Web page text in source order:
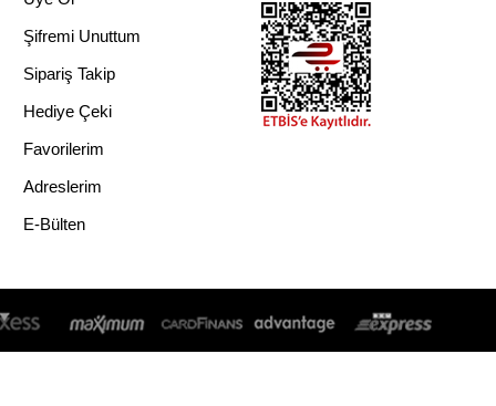
Şifremi Unuttum
Sipariş Takip
Hediye Çeki
Favorilerim
Adreslerim
E-Bülten